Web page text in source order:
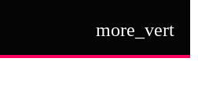
more_vert